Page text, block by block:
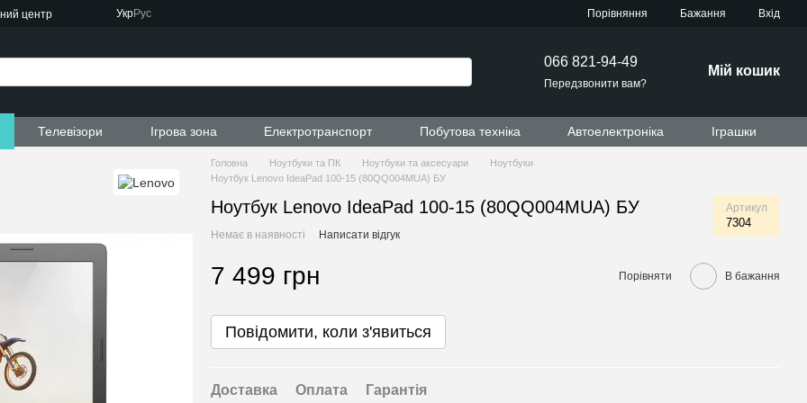
центр
УкрРус Порівняння Бажання Вхід
066 821-94-49
Передзвонити вам?
Мій кошик
Телевізори Ігрова зона Електротранспорт Побутова техніка Автоелектроніка Іграшки
Головна Ноутбуки та ПК Ноутбуки та аксесуари
Ноутбуки
Ноутбук Lenovo IdeaPad 100-15 (80QQ004MUA) БУ
Ноутбук Lenovo IdeaPad 100-15 (80QQ004MUA) БУ Артикул
7304
Немає в наявності Написати відгук
7 499 грн Порівняти В бажання
Повідомити, коли з'явиться
Доставка Оплата Гарантія